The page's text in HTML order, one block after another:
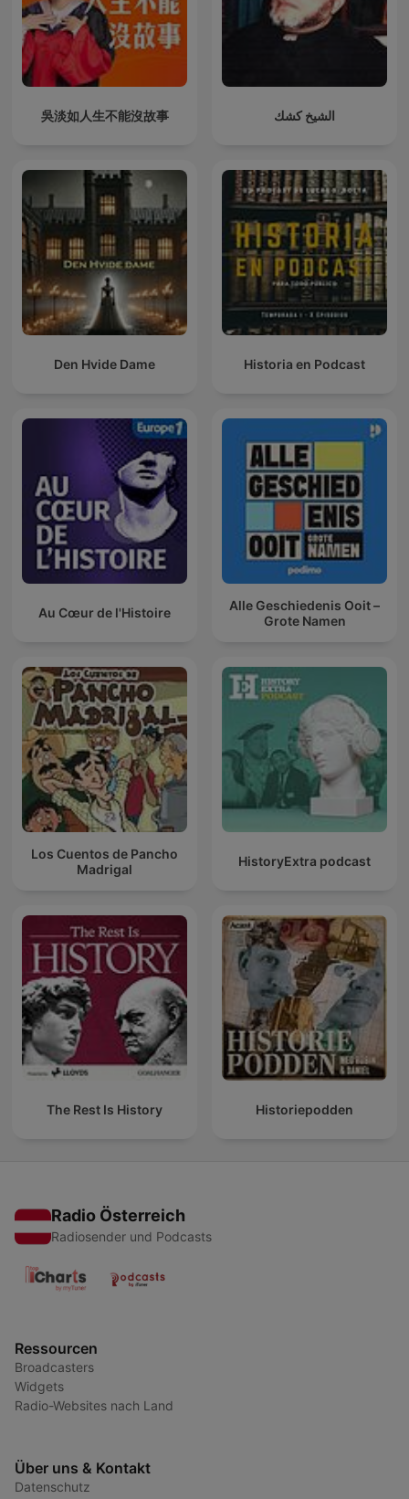
吳淡如人生不能沒故事 الشيخ كشك
Den Hvide Dame Historia en Podcast
Au Cœur de l'Histoire
Alle Geschiedenis Ooit –
Grote Namen
Los Cuentos de Pancho
Madrigal
HistoryExtra podcast
The Rest Is History Historiepodden
Radio Österreich
Radiosender und Podcasts
Ressourcen
Broadcasters
Widgets
Radio-Websites nach Land
Über uns & Kontakt
Datenschutz